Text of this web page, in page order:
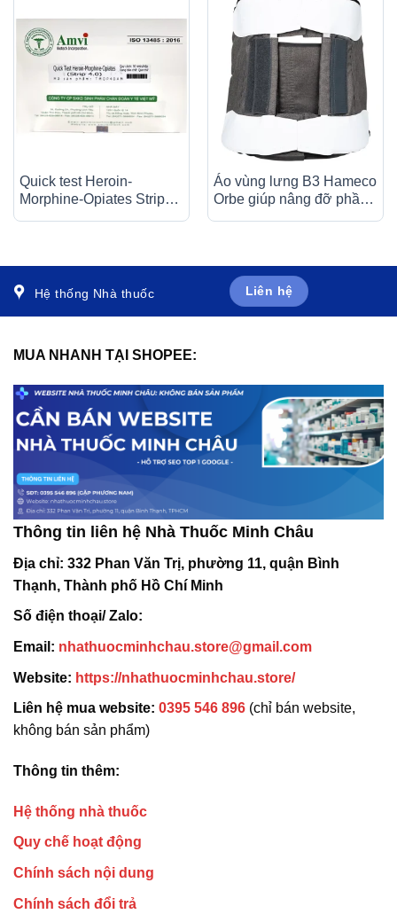
Quick test Heroin-
Morphine-Opiates Strip
4.0 Amvi phát hiện nhanh
Áo vùng lưng B3 Hameco
Orbe giúp nâng đỡ phần
trên cơ thể sau chấn
Hệ thống Nhà thuốc Liên hệ
MUA NHANH TẠI SHOPEE:
Thông tin liên hệ Nhà Thuốc Minh Châu
Địa chỉ: 332 Phan Văn Trị, phường 11, quận Bình
Thạnh, Thành phố Hồ Chí Minh
Số điện thoại/ Zalo:
Email: nhathuocminhchau.store@gmail.com
Website: https://nhathuocminhchau.store/
Liên hệ mua website: 0395 546 896 (chỉ bán website,
không bán sản phẩm)
Thông tin thêm:
Hệ thống nhà thuốc
Quy chế hoạt động
Chính sách nội dung
Chính sách đổi trả